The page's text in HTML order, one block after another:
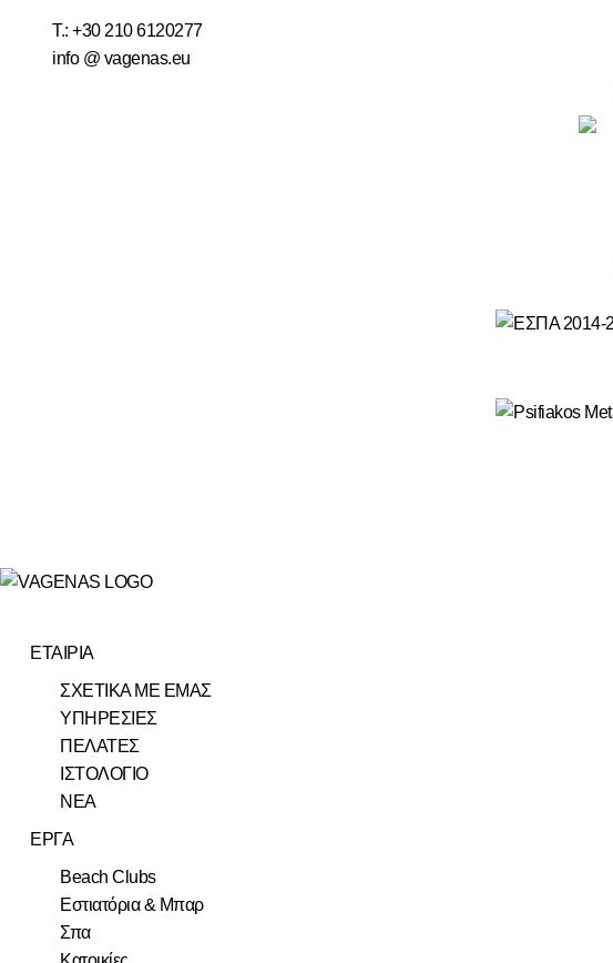
T.: +30 210 6120277
info @ vagenas.eu
ΕΤΑΙΡΙΑ
ΣΧΕΤΙΚΑ ΜΕ ΕΜΑΣ
ΥΠΗΡΕΣΙΕΣ
ΠΕΛΑΤΕΣ
ΙΣΤΟΛΟΓΙΟ
ΝΕΑ
ΕΡΓΑ
Beach Clubs
Εστιατόρια & Μπαρ
Σπα